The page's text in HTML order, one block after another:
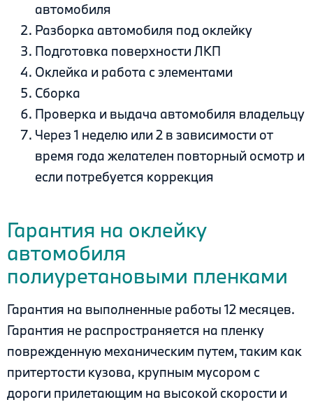
автомобиля
Разборка автомобиля под оклейку
Подготовка поверхности ЛКП
Оклейка и работа с элементами
Сборка
Проверка и выдача автомобиля владельцу
Через 1 неделю или 2 в зависимости от
время года желателен повторный осмотр и
если потребуется коррекция
Гарантия на оклейку
автомобиля
полиуретановыми пленками
Гарантия на выполненные работы 12 месяцев.
Гарантия не распространяется на пленку
поврежденную механическим путем, таким как
притертости кузова, крупным мусором с
дороги прилетающим на высокой скорости и